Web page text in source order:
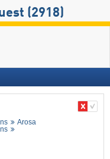
(2918)
Arosa